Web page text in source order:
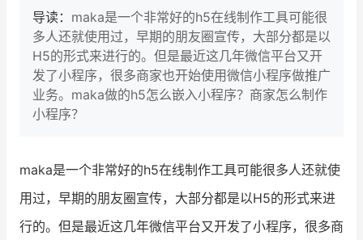
增长产品指南
智库 产品场景库
产品更新动态
新零售资讯
导读： maka是一个非常好的h5在线制作工具可能很
多人还就使用过，早期的朋友圈宣传，大部分都是以
H5的形式来进行的。但是最近这几年微信平台又开
发了小程序，很多商家也开始使用微信小程序做推广
业务。maka做的h5怎么嵌入小程序？商家怎么制作
小程序？
maka是一个非常好的h5在线制作工具可能很多人还就使
用过，早期的朋友圈宣传，大部分都是以H5的形式来进
行的。但是最近这几年微信平台又开发了小程序，很多商